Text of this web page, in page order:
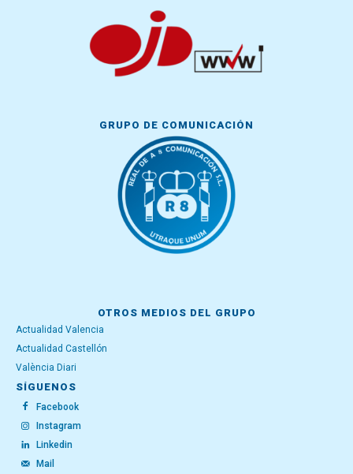
GRUPO DE COMUNICACIÓN
OTROS MEDIOS DEL GRUPO
Actualidad Valencia
Actualidad Castellón
València Diari
SÍGUENOS
Facebook
Instagram
Linkedin
Mail